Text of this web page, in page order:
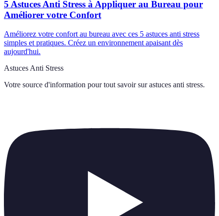
5 Astuces Anti Stress à Appliquer au Bureau pour
Améliorer votre Confort
Améliorez votre confort au bureau avec ces 5 astuces anti stress
simples et pratiques. Créez un environnement apaisant dès
aujourd'hui.
Astuces Anti Stress
Votre source d'information pour tout savoir sur astuces anti stress.